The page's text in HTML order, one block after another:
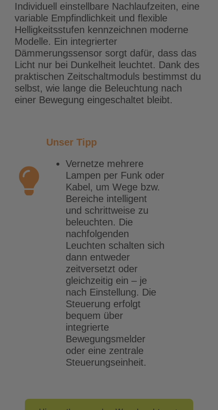
Individuell einstellbare Nachlaufzeiten, eine
variable Empfindlichkeit und flexible
Helligkeitsstufen kennzeichnen moderne
Modelle. Ein integrierter
Dämmerungssensor sorgt dafür, dass das
Licht nur bei Dunkelheit leuchtet. Dank des
praktischen Zeitschaltmoduls bestimmst du
selbst, wie lange die Beleuchtung nach
einer Bewegung eingeschaltet bleibt.
Unser Tipp
Vernetze mehrere
Lampen per Funk oder
Kabel, um Wege bzw.
Bereiche intelligent
und schrittweise zu
beleuchten. Die
nachfolgenden
Leuchten schalten sich
dann entweder
zeitversetzt oder
gleichzeitig ein – je
nach Einstellung. Die
Steuerung erfolgt
bequem über
integrierte
Bewegungsmelder
oder eine zentrale
Steuerungseinheit.